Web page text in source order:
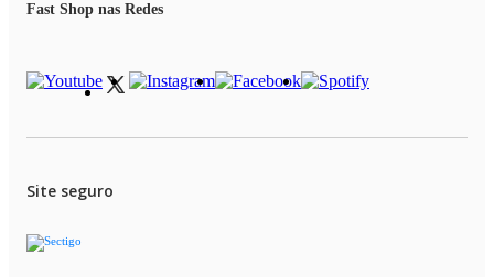
Fast Shop nas Redes
Site seguro